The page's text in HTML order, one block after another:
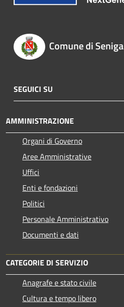
Comune di Seniga
SEGUICI SU
AMMINISTRAZIONE
Organi di Governo
Aree Amministrative
Uffici
Enti e fondazioni
Politici
Personale Amministrativo
Documenti e dati
CATEGORIE DI SERVIZIO
Anagrafe e stato civile
Cultura e tempo libero